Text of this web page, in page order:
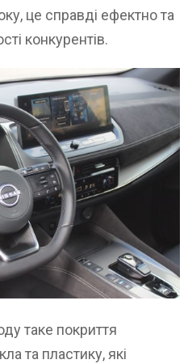
це справді ефектно та
конкурентів.
таке покриття
та пластику, які